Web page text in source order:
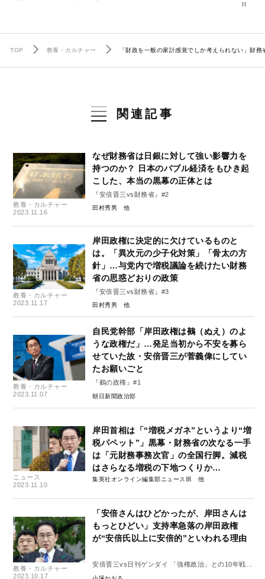
11
TOP 教養・カルチャー 「財政を一般の家計感覚でしか考えられない」財
関連記事
教養・カルチャー
2023.11.16
なぜ財務省は日銀に対して強い影響力を
持つのか？ 日本のバブル経済をもひき起
こした、本当の黒幕の正体とは
『安倍晋三vs財務省』#2
田村秀男
教養・カルチャー
2023.11.17
岸田政権に決定的に欠けているものと
は。「異次元の少子化対策」「骨太の方
針」…与党内で増税議論を続けたい財務
省の思惑どおりの政策
『安倍晋三vs財務省』#3
田村秀男
教養・カルチャー
2023.11.07
自民党幹部「岸田政権は鵺（ぬえ）のよ
うな政権だ」…発足当初から不安を募ら
せていた故・安倍晋三が菅義偉にしてい
たお願いごと
『鵺の政権』#1
朝日新聞政治部
ニュース
2023.11.10
岸田首相は「“増税メガネ”というより“増
税パペット”」黒幕・財務省の次なる一手
は「元財務事務次官」の全国行脚。減税
はさらなる増税の下地つくりか…
集英社オンライン編集部ニュース班
教養・カルチャー
2023.10.17
「安倍さんはひどかったが、岸田さんは
もっとひどい」支持率急落の岸田政権
が“安倍氏以上に安倍的”といわれる理由
安倍晋三vs日刊ゲンダイ 「強権政治」との10年戦争
#２